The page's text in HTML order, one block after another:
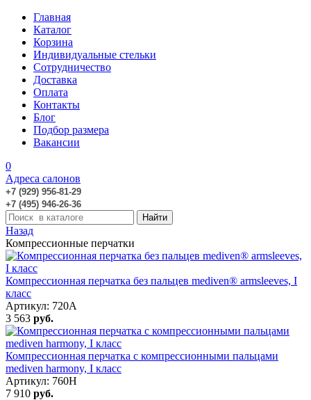
Главная
Каталог
Корзина
Индивидуальные стельки
Сотрудничество
Доставка
Оплата
Контакты
Блог
Подбор размера
Вакансии
0
Адреса салонов
+7 (929) 956-81-29
+7 (495) 946-26-36
Назад
Компрессионные перчатки
Компрессионная перчатка без пальцев mediven® armsleeves, I
класс
Артикул: 720A
3 563 руб.
Компрессионная перчатка с компрессионными пальцами
mediven harmony, I класс
Артикул: 760H
7 910 руб.